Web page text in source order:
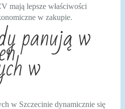
mają lepsze właściwości
w zakupie.
panują w
w
w Szczecinie dynamicznie się